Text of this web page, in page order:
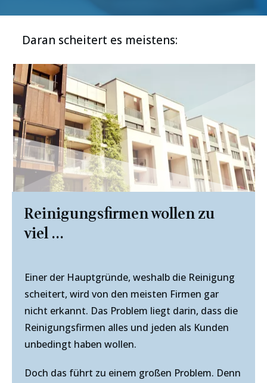
Daran scheitert es meistens:
Reinigungsfirmen wollen zu
viel ...
Einer der Hauptgründe, weshalb die Reinigung
scheitert, wird von den meisten Firmen gar
nicht erkannt. Das Problem liegt darin, dass die
Reinigungsfirmen alles und jeden als Kunden
unbedingt haben wollen.
Doch das führt zu einem großen Problem. Denn